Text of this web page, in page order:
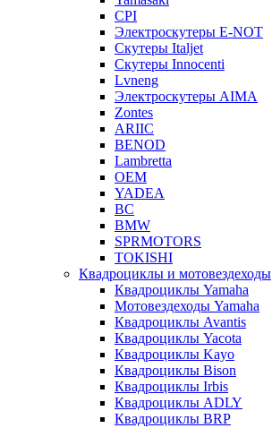
CPI
Электроскутеры E-NOT
Скутеры Italjet
Скутеры Innocenti
Lvneng
Электроскутеры AIMA
Zontes
ARIIC
BENOD
Lambretta
OEM
YADEA
BC
BMW
SPRMOTORS
TOKISHI
Квадроциклы и мотовездеходы
Квадроциклы Yamaha
Мотовездеходы Yamaha
Квадроциклы Avantis
Квадроциклы Yacota
Квадроциклы Kayo
Квадроциклы Bison
Квадроциклы Irbis
Квадроциклы ADLY
Квадроциклы BRP